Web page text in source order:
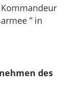
” in
des